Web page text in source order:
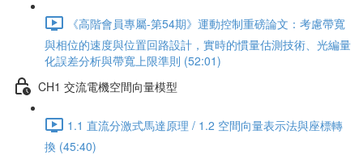
《高階會員專屬-第54期》運動控制重磅論文：考慮帶寬
與相位的速度與位置回路設計，實時的慣量估測技術、光編量
化誤差分析與帶寬上限準則 (52:01)
CH1 交流電機空間向量模型
1.1 直流分激式馬達原理 / 1.2 空間向量表示法與座標轉
換 (45:40)